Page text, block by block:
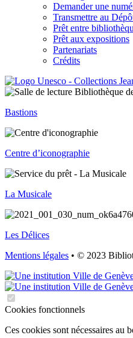
Demander une
Transmettre au
Prêt entre
Prêt aux expositions
Partenariats
Crédits
Bastions
Centre d’iconographie
La Musicale
Les Délices
Mentions légales • © 2023
Cookies fonctionnels
Ces cookies sont nécessaires au